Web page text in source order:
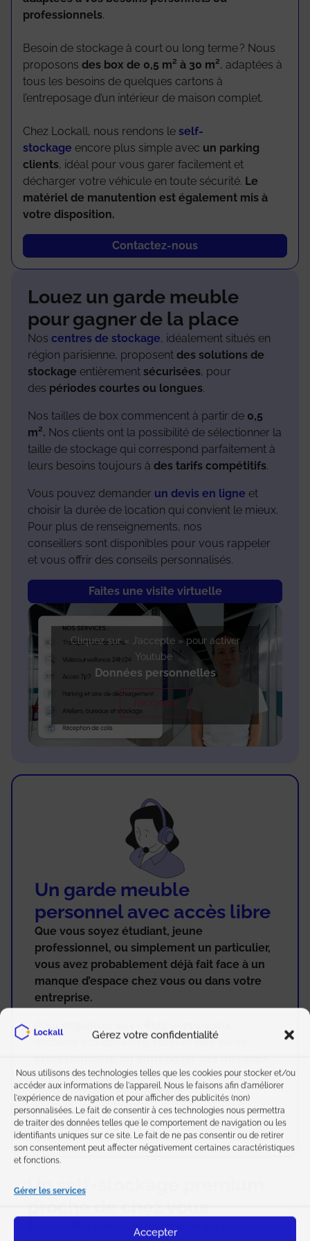
Gérez votre confidentialité
Nous utilisons des technologies telles que les cookies pour stocker et/ou
accéder aux informations de l'appareil. Nous le faisons afin d'améliorer
l'expérience de navigation et pour afficher des publicités (non)
personnalisées. Le fait de consentir à ces technologies nous permettra
de traiter des données telles que le comportement de navigation ou les
identifiants uniques sur ce site. Le fait de ne pas consentir ou de retirer
son consentement peut affecter négativement certaines caractéristiques
et fonctions.
Gérer les services
Accepter
professionnels.
Besoin de stockage à court ou long terme ? Nous
proposons des box de 0,5 m² à 30 m², adaptées à
tous les besoins de quelques cartons à
l’entreposage d’un intérieur de maison complet.
Chez Lockall, nous rendons le self-
stockage encore plus simple avec un parking
clients, idéal pour vous garer facilement et
décharger votre véhicule en toute sécurité. Le
matériel de manutention est également mis à
votre disposition.
Contactez-nous
Louez un garde meuble
pour gagner de la place
Nos centres de stockage, idéalement situés en
région parisienne, proposent des solutions de
stockage entièrement sécurisées, pour
des périodes courtes ou longues.
Nos tailles de box commencent à partir de 0,5
m². Nos clients ont la possibilité de sélectionner la
taille de stockage qui correspond parfaitement à
leurs besoins toujours à des tarifs compétitifs.
Vous pouvez demander un devis en ligne et
choisir la durée de location qui convient le mieux.
Pour plus de renseignements, nos
conseillers sont disponibles pour vous rappeler
et vous offrir des conseils personnalisés.
Faites une visite virtuelle
Cliquez sur « J’accepte » pour activer
Youtube
Données personnelles
J’accepte
Un garde meuble
personnel avec accès libre
Que vous soyez étudiant, jeune
professionnel, ou simplement un particulier,
vous avez probablement déjà fait face à un
manque d’espace chez vous ou dans votre
entreprise.
Pour organiser vos effets personnels,
archiver vos dossiers, stocker des biens
la solution la plus pratique est de recourir à
un service de self-stockage.
01 89 71 30 73
Un self-stockage premium
Lockall offre une large gamme de services pour